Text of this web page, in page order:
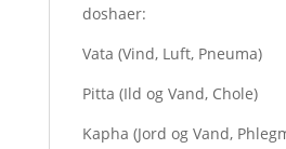
doshaer:
Vata (Vind, Luft, Pneuma)
Pitta (Ild og Vand, Chole)
Kapha (Jord og Vand,